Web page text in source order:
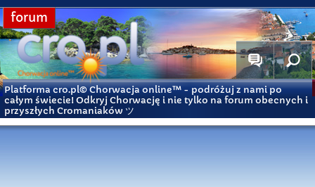
forum
Platforma cro.pl© Chorwacja online™ - podróżuj z nami po
całym świecie! Odkryj Chorwację i nie tylko na forum obecnych i
przyszłych Cromaniaków ツ